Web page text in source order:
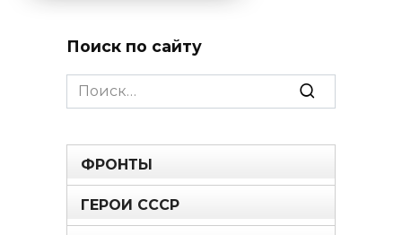
Поиск по сайту
Search
for:
ФРОНТЫ
ГЕРОИ СССР